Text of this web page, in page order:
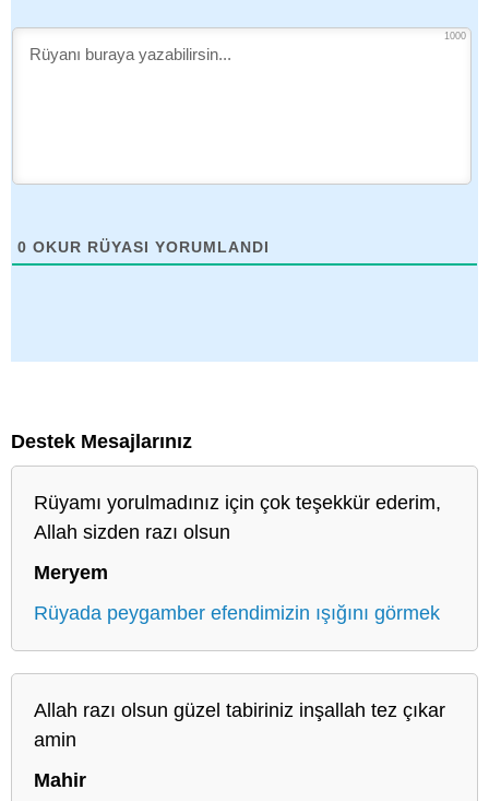
1000
0 OKUR RÜYASI YORUMLANDI
Destek Mesajlarınız
Rüyamı yorulmadınız için çok teşekkür ederim,
Allah sizden razı olsun
Meryem
Rüyada peygamber efendimizin ışığını görmek
Allah razı olsun güzel tabiriniz inşallah tez çıkar
amin
Mahir